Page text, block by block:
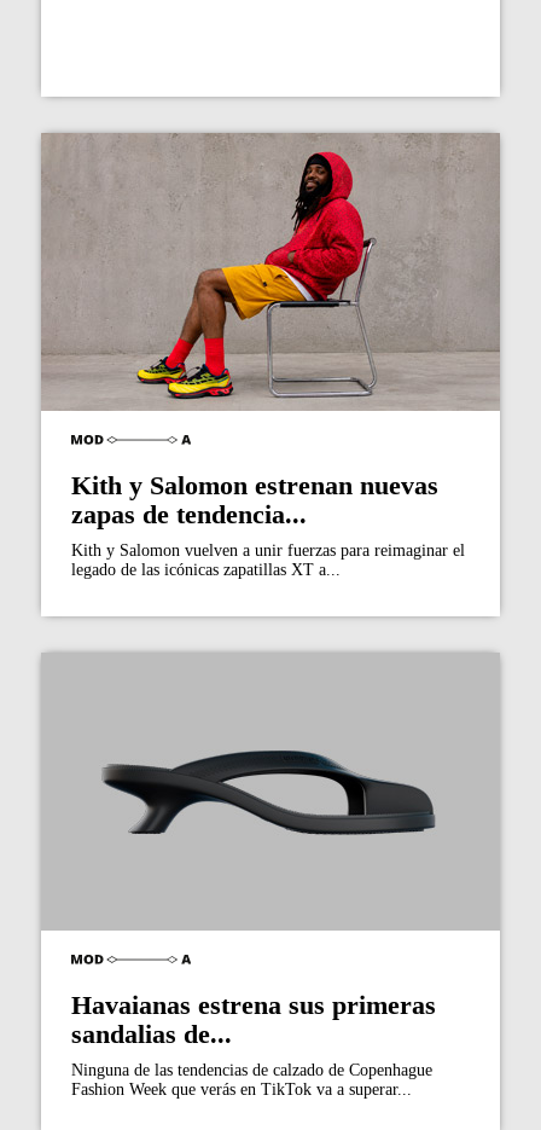
Kith y Salomon estrenan nuevas
zapas de tendencia...
Kith y Salomon vuelven a unir fuerzas para reimaginar el
legado de las icónicas zapatillas XT a...
Havaianas estrena sus primeras
sandalias de...
Ninguna de las tendencias de calzado de Copenhague
Fashion Week que verás en TikTok va a superar...